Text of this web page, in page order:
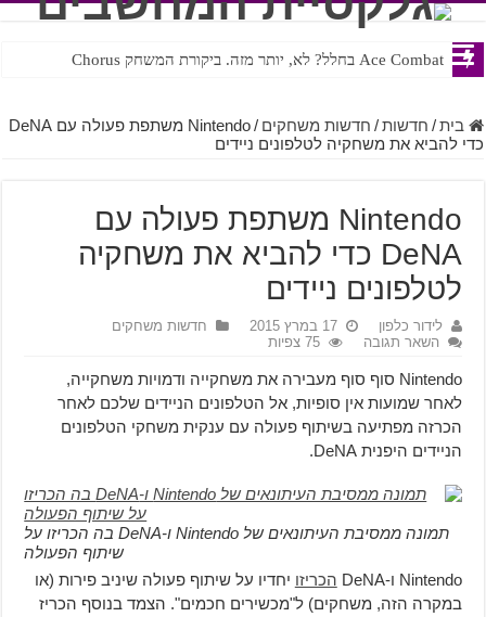
Ace Combat בחלל? לא, יותר מזה. ביקורת המשחק Chorus
Steven Universe והשירים שתורגמו בצורה נוראית לעברית
בית / חדשות / חדשות משחקים /
Nintendo משתפת פעולה עם DeNA
כדי להביא את משחקיה לטלפונים ניידים
Nintendo משתפת פעולה עם
DeNA כדי להביא את משחקיה
לטלפונים ניידים
לידור כלפון 17 במרץ 2015
חדשות משחקים
השאר תגובה
75 צפיות
Nintendo סוף סוף מעבירה את משחקייה ודמויות משחקייה,
לאחר שמועות אין סופיות, אל הטלפונים הניידים שלכם לאחר
הכרזה מפתיעה בשיתוף פעולה עם ענקית משחקי הטלפונים
הניידים היפנית DeNA.
תמונה ממסיבת העיתונאים של Nintendo ו-DeNA בה הכריזו על
שיתוף הפעולה
Nintendo ו-DeNA
הכריזויחדיו על שיתוף פעולה שיניב פירות (או
במקרה הזה, משחקים) ל"מכשירים חכמים". הצמד בנוסף הכריז